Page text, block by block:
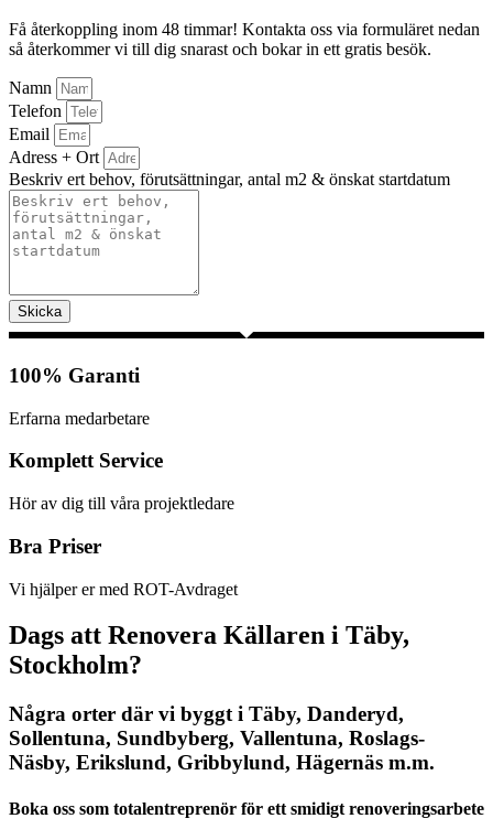
Få återkoppling inom 48 timmar! Kontakta oss via formuläret nedan
så återkommer vi till dig snarast och bokar in ett gratis besök.
Namn
Telefon
Email
Adress + Ort
Beskriv ert behov, förutsättningar, antal m2 & önskat startdatum
Skicka
100% Garanti
Erfarna medarbetare
Komplett Service
Hör av dig till våra projektledare
Bra Priser
Vi hjälper er med ROT-Avdraget
Dags att Renovera Källaren i Täby,
Stockholm?
Några orter där vi byggt i Täby, Danderyd,
Sollentuna, Sundbyberg, Vallentuna, Roslags-
Näsby, Erikslund, Gribbylund, Hägernäs m.m.
Boka oss som totalentreprenör för ett smidigt renoveringsarbete